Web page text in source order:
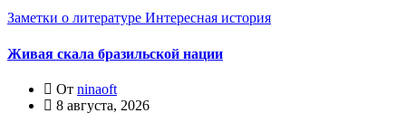
Заметки о литературе Интересная история
Живая скала бразильской нации
От ninaoft
8 августа, 2026